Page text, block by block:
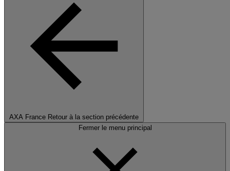
AXA France Retour à la section précédente
Fermer le menu principal